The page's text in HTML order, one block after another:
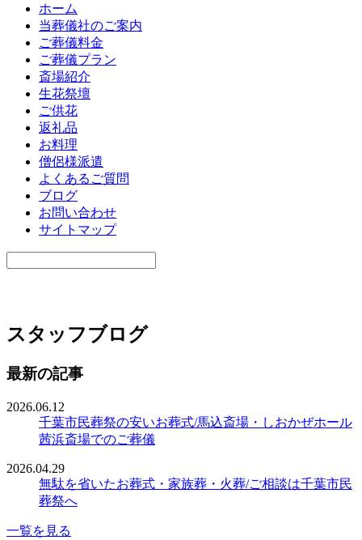
ホーム
当葬儀社のご案内
ご葬儀料金
ご葬儀プラン
斎場紹介
生花祭壇
ご供花
返礼品
お料理
僧侶様派遣
よくあるご質問
ブログ
お問い合わせ
サイトマップ
スタッフブログ
最新の記事
2026.06.12
千葉市民葬祭の安いお葬式/馬込斎場・しおかぜホール
茜浜斎場でのご葬儀
2026.04.29
無駄を省いたお葬式・家族葬・火葬/ご相談は千葉市民
葬祭へ
一覧を見る